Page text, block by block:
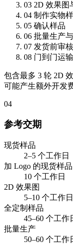
03 2D 效果图
04 制作实物
05 确认样品
06 批量生产
07 发货前审
08 门到门运输
包含最多 3 轮 2D
可能产生额外开发
04
参考交期
现货样品
2–5 个工作日
加 Logo 的现货样品
10 个工作日
2D 效果图
5–10 个工作日
全定制样品
45–60 个工作
批量生产
50–60 个工作